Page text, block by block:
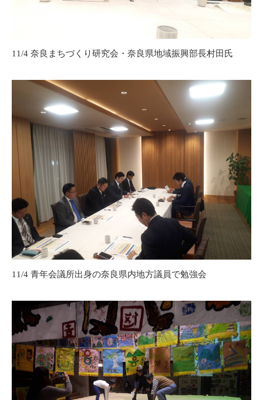
11/4 奈良まちづくり研究会・奈良県地域振興部長村田氏
11/4 青年会議所出身の奈良県内地方議員で勉強会